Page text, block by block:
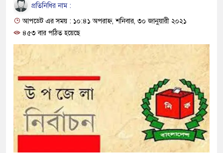
মাদক কারবারি গ্রেফতার
২৮ লাখ টাকার জাল নোটসহ
থানা পুলিশ
যেকোনো সময় বেনজীরের
নেতৃত্ব ও গণতন্ত্রের মূর্তমান
প্রতিনিধির নাম :
আপডেট এর সময় : ১০:৪১ অপরাহ্ন, শনিবার, ৩০ জানুয়ারী ২০২১
৪৫৩ বার পঠিত হয়েছে